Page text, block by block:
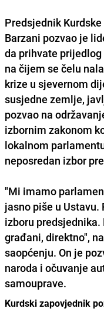
Predsjednik
Barzani pozvao je
da prihvate
na čijem se čelu
krize u sjevernom
susjedne zemlje,
pozvao na
izbornim zakonom
lokalnom
neposredan izbor
"Mi imamo
jasno piše u
izboru
građani, direktno",
saopćenju. On je
naroda i očuvanje
samouprave.
Kurdski zapovjednik